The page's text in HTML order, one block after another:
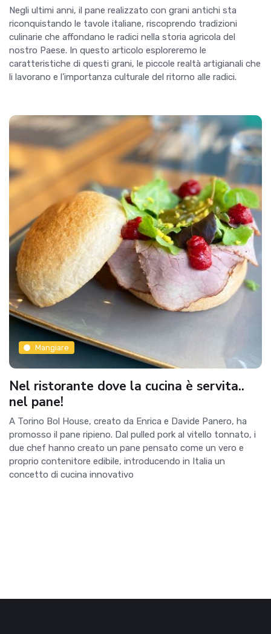
Negli ultimi anni, il pane realizzato con grani antichi sta
riconquistando le tavole italiane, riscoprendo tradizioni
culinarie che affondano le radici nella storia agricola del
nostro Paese. In questo articolo esploreremo le
caratteristiche di questi grani, le piccole realtà artigianali che
li lavorano e l'importanza culturale del ritorno alle radici.
Mangiare
Nel ristorante dove la cucina è servita..
nel pane!
A Torino Bol House, creato da Enrica e Davide Panero, ha
promosso il pane ripieno. Dal pulled pork al vitello tonnato, i
due chef hanno creato un pane pensato come un vero e
proprio contenitore edibile, introducendo in Italia un
concetto di cucina innovativo